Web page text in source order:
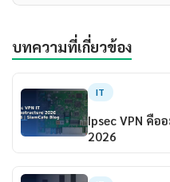
บทความที่เกี่ยวข้อง
IT
Ipsec VPN คื
2026